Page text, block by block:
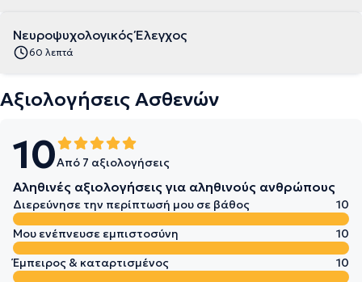
Νευροψυχολογικός Έλεγχος
60 λεπτά
Αξιολογήσεις Ασθενών
10Από 7 αξιολογήσεις
Αληθινές αξιολογήσεις για αληθινούς ανθρώπους
Διερεύνησε την περίπτωσή μου σε βάθος
10
Μου ενέπνευσε εμπιστοσύνη
10
Έμπειρος & καταρτισμένος
10